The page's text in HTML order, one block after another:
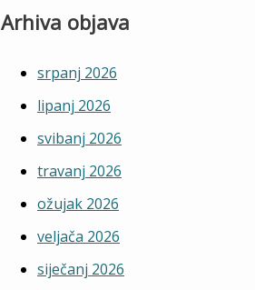
Arhiva objava
srpanj 2026
lipanj 2026
svibanj 2026
travanj 2026
ožujak 2026
veljača 2026
siječanj 2026